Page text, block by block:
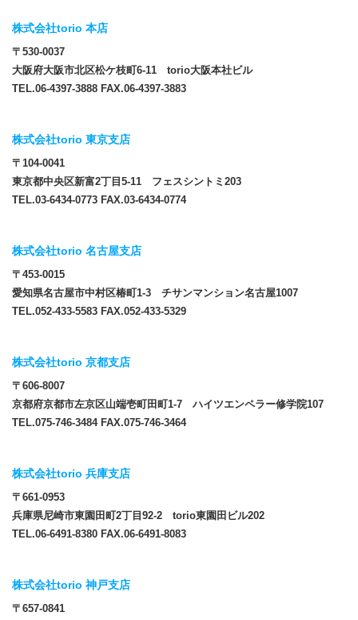
株式会社torio 本店
〒530-0037
大阪府大阪市北区松ケ枝町6-11 torio大阪本社ビル
TEL.06-4397-3888 FAX.06-4397-3883
株式会社torio 東京支店
〒104-0041
東京都中央区新富2丁目5-11 フェスシントミ203
TEL.03-6434-0773 FAX.03-6434-0774
株式会社torio 名古屋支店
〒453-0015
愛知県名古屋市中村区椿町1-3 チサンマンション名古屋1007
TEL.052-433-5583 FAX.052-433-5329
株式会社torio 京都支店
〒606-8007
京都府京都市左京区山端壱町田町1-7 ハイツエンペラー修学院107
TEL.075-746-3484 FAX.075-746-3464
株式会社torio 兵庫支店
〒661-0953
兵庫県尼崎市東園田町2丁目92-2 torio東園田ビル202
TEL.06-6491-8380 FAX.06-6491-8083
株式会社torio 神戸支店
〒657-0841